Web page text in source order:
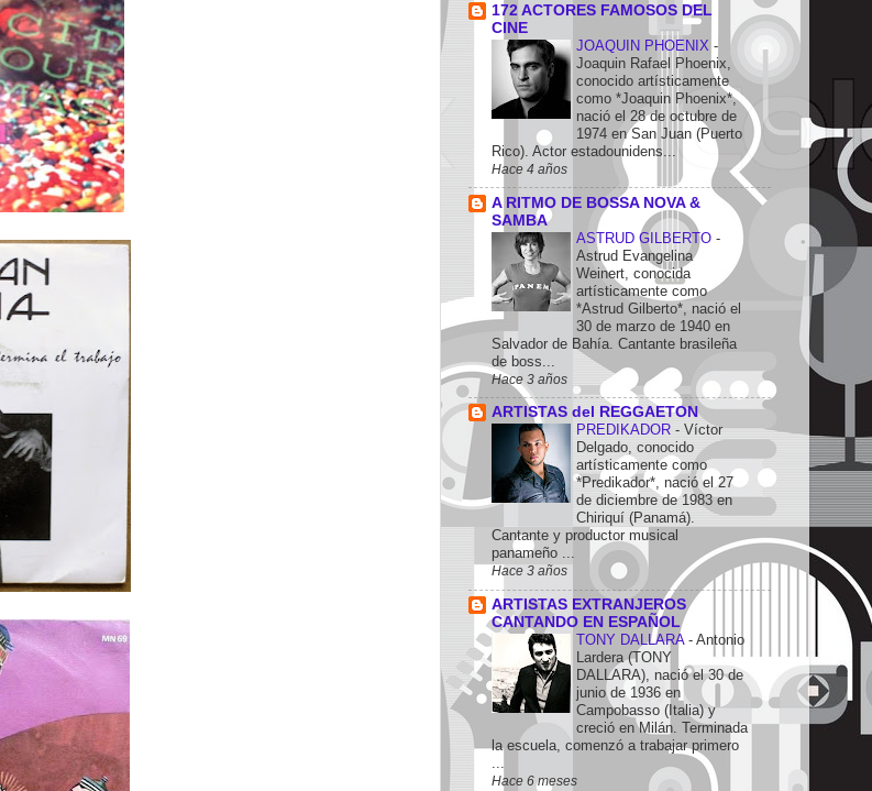
172 ACTORES FAMOSOS DEL
CINE
JOAQUIN PHOENIX -
Joaquin Rafael Phoenix,
conocido artísticamente
como *Joaquin Phoenix*,
nació el 28 de octubre de
1974 en San Juan (Puerto
Rico). Actor estadounidens...
Hace 4 años
A RITMO DE BOSSA NOVA &
SAMBA
ASTRUD GILBERTO -
Astrud Evangelina
Weinert, conocida
artísticamente como
*Astrud Gilberto*, nació el
30 de marzo de 1940 en
Salvador de Bahía. Cantante brasileña
de boss...
Hace 3 años
ARTISTAS del REGGAETON
PREDIKADOR - Víctor
Delgado, conocido
artísticamente como
*Predikador*, nació el 27
de diciembre de 1983 en
Chiriquí (Panamá).
Cantante y productor musical
panameño ...
Hace 3 años
ARTISTAS EXTRANJEROS
CANTANDO EN ESPAÑOL
TONY DALLARA - Antonio
Lardera (TONY
DALLARA), nació el 30 de
junio de 1936 en
Campobasso (Italia) y
creció en Milán. Terminada
la escuela, comenzó a trabajar primero
...
Hace 6 meses